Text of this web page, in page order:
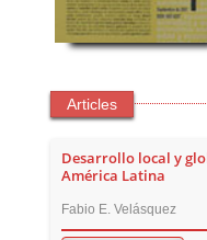
Articles
Desarrollo local y
América Latina
Fabio E. Velásquez